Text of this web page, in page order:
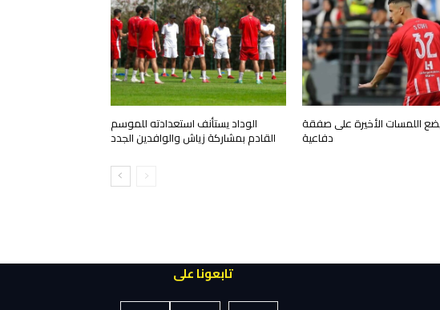
اللمسات الأخيرة على صفقة
دفاعية
الوداد يستأنف استعدادته للموسم
القادم بمشاركة زياش والوافدين الجدد
تابعونا على